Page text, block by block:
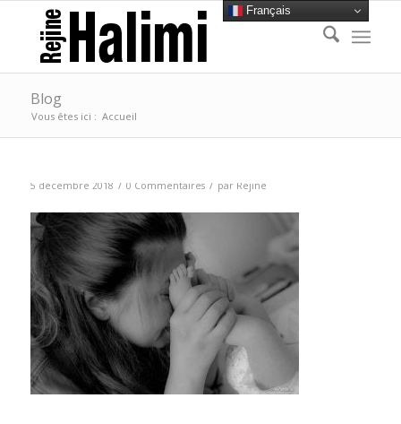
Blog
Vous êtes ici : Accueil
5 décembre 2018 / 0 Commentaires / par Rejine
Français